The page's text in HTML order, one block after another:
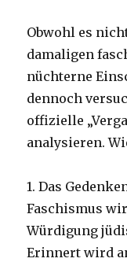
Obwohl es
damaligen
nüchterne
dennoch
offizielle
analysieren.
1. Das
Faschismus
Würdigung
Erinnert wird